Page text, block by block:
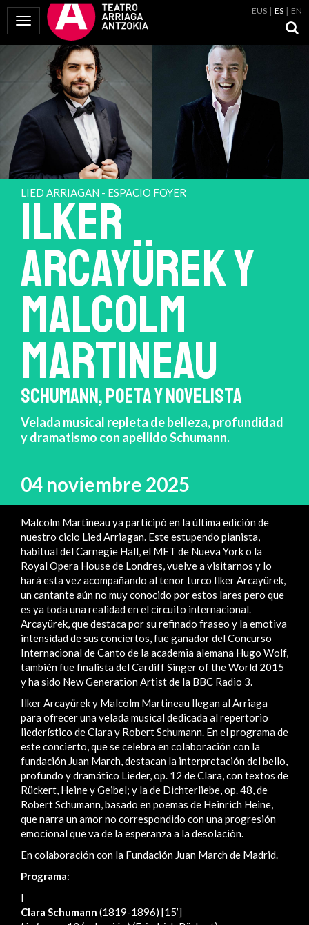
Mostrar Menú
EUS ES EN
LIED ARRIAGAN - ESPACIO FOYER
ILKER
ARCAYÜREK Y
MALCOLM
MARTINEAU
SCHUMANN, POETA Y NOVELISTA
Velada musical repleta de belleza, profundidad
y dramatismo con apellido Schumann.
04 noviembre 2025
Malcolm Martineau ya participó en la última edición de
nuestro ciclo Lied Arriagan. Este estupendo pianista,
habitual del Carnegie Hall, el MET de Nueva York o la
Royal Opera House de Londres, vuelve a visitarnos y lo
hará esta vez acompañando al tenor turco Ilker Arcayürek,
un cantante aún no muy conocido por estos lares pero que
es ya toda una realidad en el circuito internacional.
Arcayürek, que destaca por su refinado fraseo y la emotiva
intensidad de sus conciertos, fue ganador del Concurso
Internacional de Canto de la academia alemana Hugo Wolf,
también fue finalista del Cardiff Singer of the World 2015
y ha sido New Generation Artist de la BBC Radio 3.
Ilker Arcayürek y Malcolm Martineau llegan al Arriaga
para ofrecer una velada musical dedicada al repertorio
liederístico de Clara y Robert Schumann. En el programa de
este concierto, que se celebra en colaboración con la
fundación Juan March, destacan la interpretación del bello,
profundo y dramático Lieder, op. 12 de Clara, con textos de
Rückert, Heine y Geibel; y la de Dichterliebe, op. 48, de
Robert Schumann, basado en poemas de Heinrich Heine,
que narra un amor no correspondido con una progresión
emocional que va de la esperanza a la desolación.
En colaboración con la Fundación Juan March de Madrid.
Programa:
I
Clara Schumann (1819-1896) [15’]